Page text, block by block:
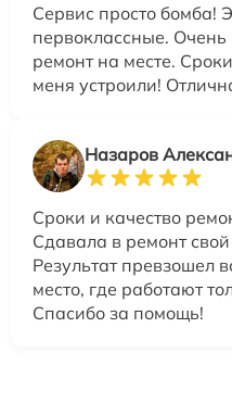
Сервис просто бомба!
первоклассные.
ремонт на месте.
меня устроили!
Назаров
Сроки и качество
Сдавала в ремонт
Результат превзошел
место, где работают
Спасибо за помощь!